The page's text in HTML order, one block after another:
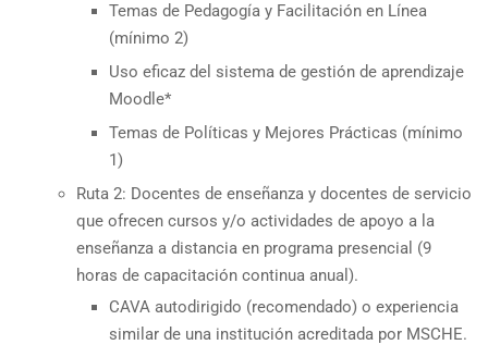
Temas de Pedagogía y Facilitación en Línea
(mínimo 2)
Uso eficaz del sistema de gestión de aprendizaje
Moodle*
Temas de Políticas y Mejores Prácticas (mínimo
1)
Ruta 2: Docentes de enseñanza y docentes de servicio
que ofrecen cursos y/o actividades de apoyo a la
enseñanza a distancia en programa presencial (9
horas de capacitación continua anual).
CAVA autodirigido (recomendado) o experiencia
similar de una institución acreditada por MSCHE.